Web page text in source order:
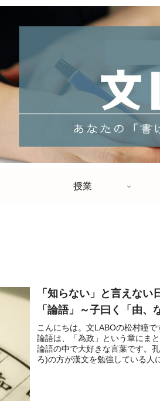
授業
「知らない」と言えな
「論語」～子曰く「由、
こんにちは。文LABOの松村瞳
論語は、「為政」という章にま
論語の中で大好きな言葉です。
ろ)の方が漢文を勉強している人